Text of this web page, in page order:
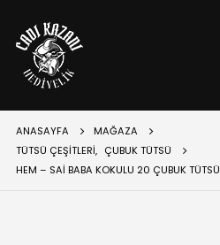
ANASAYFA
MAĞAZA
TÜTSÜ ÇEŞITLERI, ÇUBUK TÜTSÜ
HEM – SAI BABA KOKULU 20 ÇUBUK TÜTSÜ